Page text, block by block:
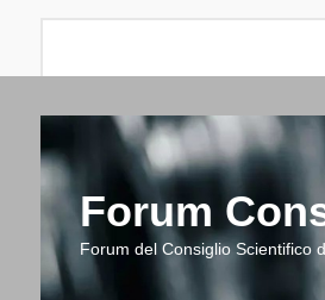
Forum
Forum del Consiglio Scientifico